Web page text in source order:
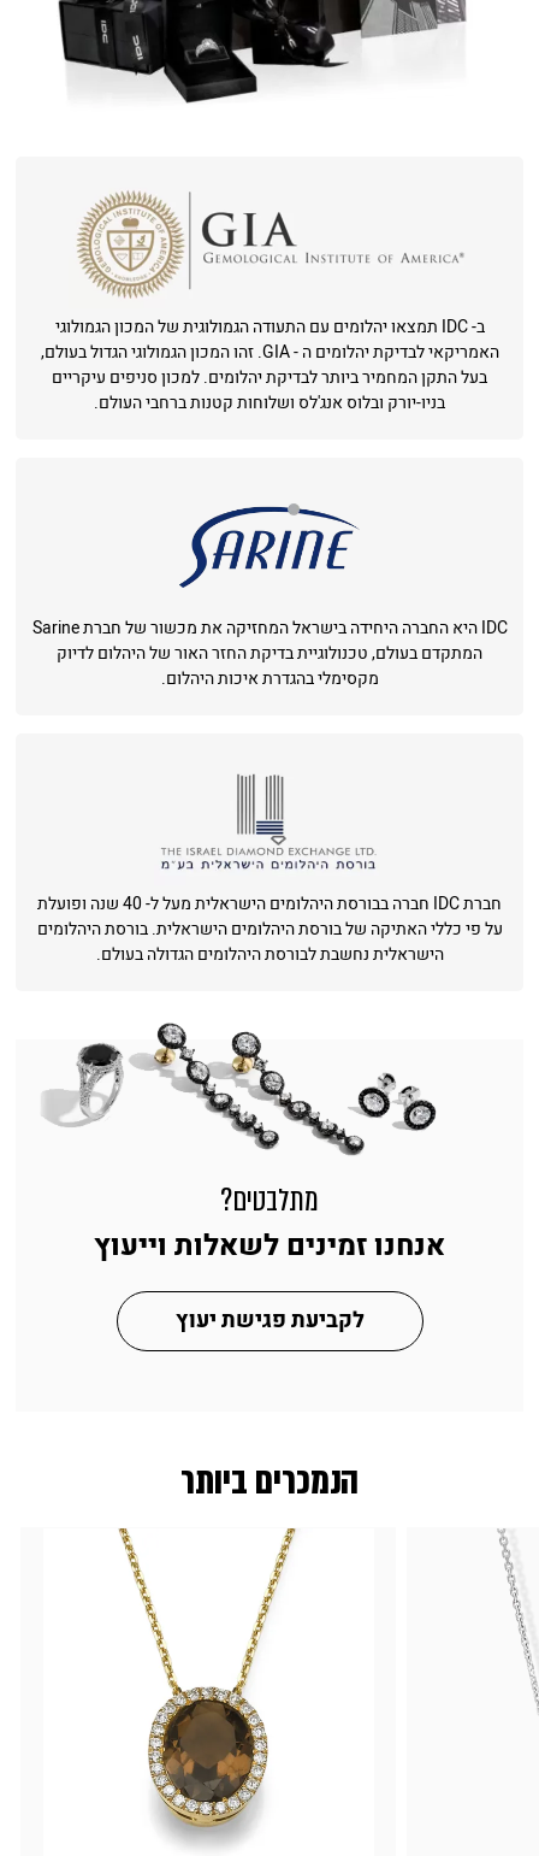
ב- IDC תמצאו יהלומים עם התעודה הגמולוגית של המכון הגמולוגי
האמריקאי לבדיקת יהלומים ה - GIA. זהו המכון הגמולוגי הגדול בעולם,
בעל התקן המחמיר ביותר לבדיקת יהלומים. למכון סניפים עיקריים
בניו-יורק ובלוס אנג'לס ושלוחות קטנות ברחבי העולם.
IDC היא החברה היחידה בישראל המחזיקה את מכשור של חברת Sarine
המתקדם בעולם, טכנולוגיית בדיקת החזר האור של היהלום לדיוק
מקסימלי בהגדרת איכות היהלום.
חברת IDC חברה בבורסת היהלומים הישראלית מעל ל- 40 שנה ופועלת
על פי כללי האתיקה של בורסת היהלומים הישראלית. בורסת היהלומים
הישראלית נחשבת לבורסת היהלומים הגדולה בעולם.
הנמכרים ביותר
מתלבטים?
אנחנו זמינים לשאלות וייעוץ
לקביעת פגישת יעוץ